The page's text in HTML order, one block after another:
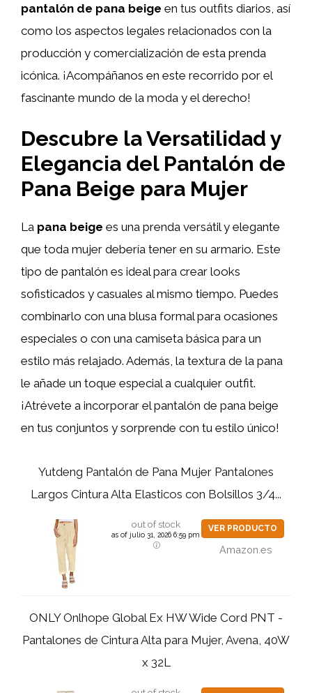
pantalón de pana beige en tus outfits diarios, así
como los aspectos legales relacionados con la
producción y comercialización de esta prenda
icónica. ¡Acompáñanos en este recorrido por el
fascinante mundo de la moda y el derecho!
Descubre la Versatilidad y
Elegancia del Pantalón de
Pana Beige para Mujer
La pana beige es una prenda versátil y elegante
que toda mujer debería tener en su armario. Este
tipo de pantalón es ideal para crear looks
sofisticados y casuales al mismo tiempo. Puedes
combinarlo con una blusa formal para ocasiones
especiales o con una camiseta básica para un
estilo más relajado. Además, la textura de la pana
le añade un toque especial a cualquier outfit.
¡Atrévete a incorporar el pantalón de pana beige
en tus conjuntos y sorprende con tu estilo único!
Yutdeng Pantalón de Pana Mujer Pantalones
Largos Cintura Alta Elasticos con Bolsillos 3/4...
out of stock
as of julio 31, 2026 6:59 pm
VER PRODUCTO
Amazon.es
ONLY Onlhope Global Ex HW Wide Cord PNT -
Pantalones de Cintura Alta para Mujer, Avena, 40W
x 32L